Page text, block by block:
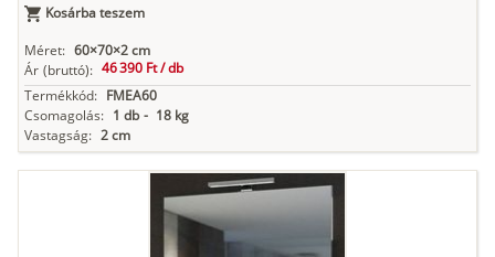
Kosárba teszem
Méret: 60×70×2 cm
Ár (bruttó): 46 390 Ft /db
Termékkód: FMEA60
Csomagolás: 1 db - 18 kg
Vastagság: 2 cm